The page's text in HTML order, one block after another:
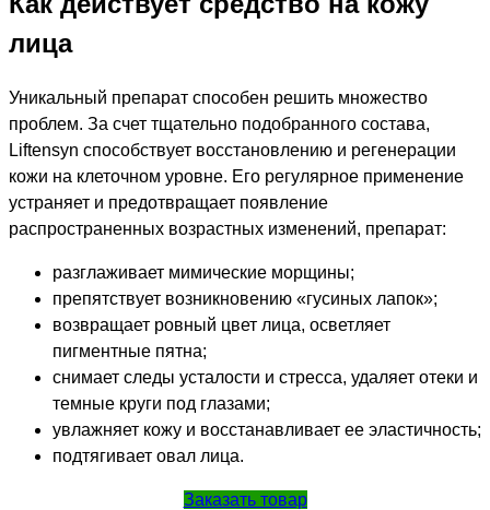
лица
Уникальный препарат способен решить множество
проблем. За счет тщательно подобранного состава,
Liftensyn способствует восстановлению и регенерации
кожи на клеточном уровне. Его регулярное применение
устраняет и предотвращает появление
распространенных возрастных изменений, препарат:
разглаживает мимические морщины;
препятствует возникновению «гусиных лапок»;
возвращает ровный цвет лица, осветляет
пигментные пятна;
снимает следы усталости и стресса, удаляет отеки и
темные круги под глазами;
увлажняет кожу и восстанавливает ее эластичность;
подтягивает овал лица.
Заказать товар